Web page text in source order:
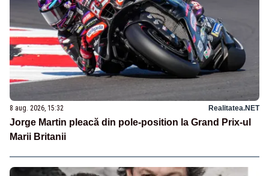
8 aug. 2026, 15:32 Realitatea.NET
Jorge Martin pleacă din pole-position la Grand Prix-ul
Marii Britanii